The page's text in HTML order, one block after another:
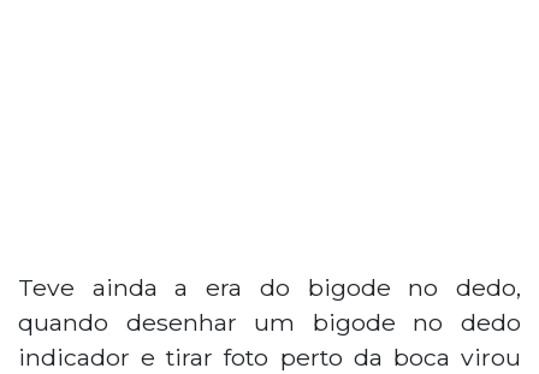
Teve ainda a era do bigode no dedo,
quando desenhar um bigode no dedo
indicador e tirar foto perto da boca virou